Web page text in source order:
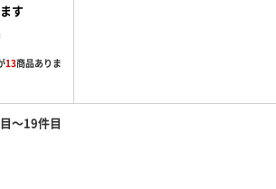
す
13商品ありま
～19件目